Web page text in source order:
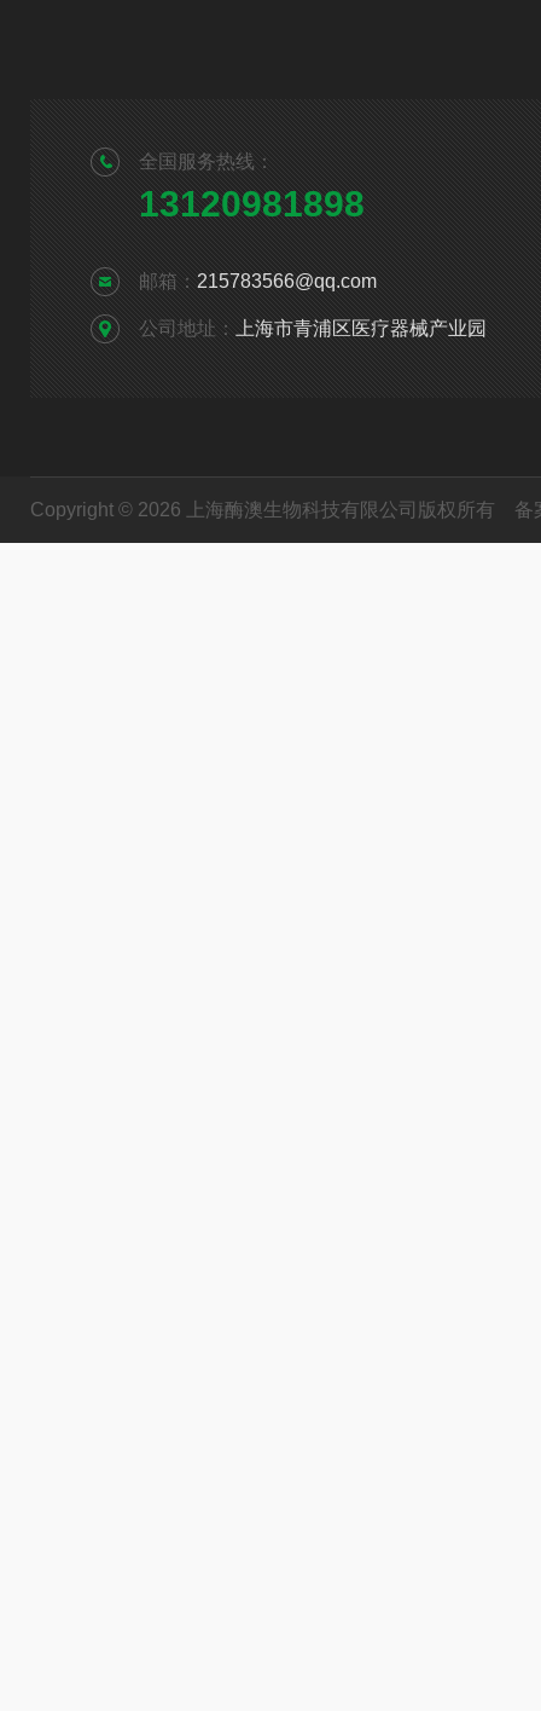
全国服务热线：
13120981898
邮箱： 215783566@qq.com
公司地址： 上海市青浦区医疗器械产业园
Copyright © 2026 上海酶澳生物科技有限公司版权所有 备